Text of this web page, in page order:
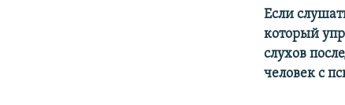
Если
который
слухов
человек с